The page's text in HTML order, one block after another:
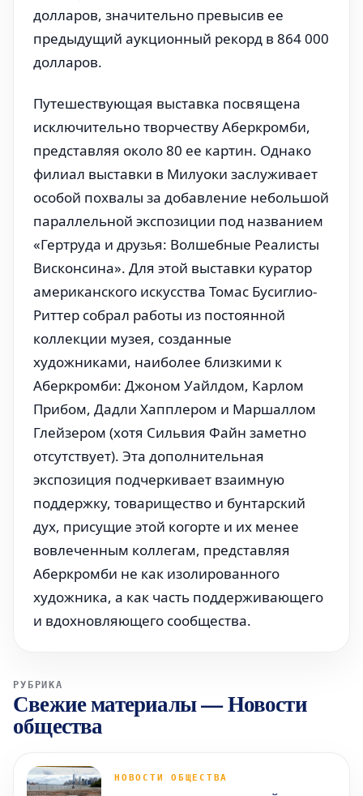
долларов, значительно превысив ее
предыдущий аукционный рекорд в 864 000
долларов.
Путешествующая выставка посвящена
исключительно творчеству Аберкромби,
представляя около 80 ее картин. Однако
филиал выставки в Милуоки заслуживает
особой похвалы за добавление небольшой
параллельной экспозиции под названием
«Гертруда и друзья: Волшебные Реалисты
Висконсина». Для этой выставки куратор
американского искусства Томас Бусиглио-
Риттер собрал работы из постоянной
коллекции музея, созданные
художниками, наиболее близкими к
Аберкромби: Джоном Уайлдом, Карлом
Прибом, Дадли Хапплером и Маршаллом
Глейзером (хотя Сильвия Файн заметно
отсутствует). Эта дополнительная
экспозиция подчеркивает взаимную
поддержку, товарищество и бунтарский
дух, присущие этой когорте и их менее
вовлеченным коллегам, представляя
Аберкромби не как изолированного
художника, а как часть поддерживающего
и вдохновляющего сообщества.
РУБРИКА
Свежие материалы—Новости
общества
НОВОСТИ ОБЩЕСТВА